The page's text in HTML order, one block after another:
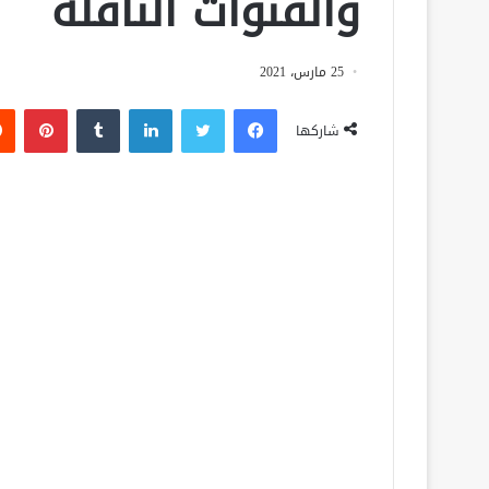
25 مارس، 2021
شاركها
فيسبوك لينكدإن بينتيريست